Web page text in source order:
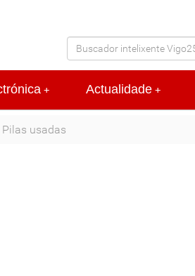
+ +
Actualidade
Pilas usadas